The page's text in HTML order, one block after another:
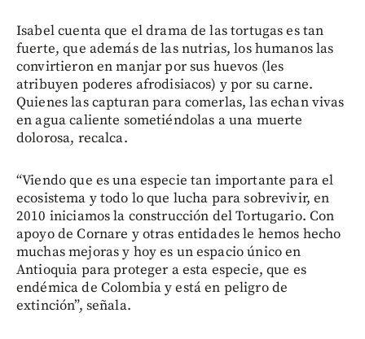
Isabel cuenta que el drama de las tortugas es tan
fuerte, que además de las nutrias, los humanos las
convirtieron en manjar por sus huevos (les
atribuyen poderes afrodisiacos) y por su carne.
Quienes las capturan para comerlas, las echan vivas
en agua caliente sometiéndolas a una muerte
dolorosa, recalca.
“Viendo que es una especie tan importante para el
ecosistema y todo lo que lucha para sobrevivir, en
2010 iniciamos la construcción del Tortugario. Con
apoyo de Cornare y otras entidades le hemos hecho
muchas mejoras y hoy es un espacio único en
Antioquia para proteger a esta especie, que es
endémica de Colombia y está en peligro de
extinción”, señala.